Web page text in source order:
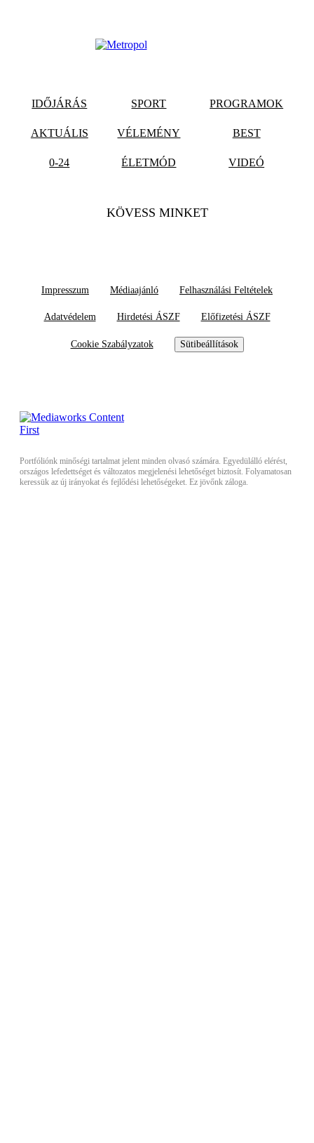
IDŐJÁRÁS SPORT PROGRAMOK
AKTUÁLIS VÉLEMÉNY BEST
0-24 ÉLETMÓD VIDEÓ
KÖVESS MINKET
Impresszum Médiaajánló Felhasználási Feltételek
Adatvédelem Hirdetési ÁSZF Előfizetési ÁSZF
Cookie Szabályzatok Sütibeállítások
Portfóliónk minőségi tartalmat jelent minden olvasó számára. Egyedülálló elérést,
országos lefedettséget és változatos megjelenési lehetőséget biztosít. Folyamatosan
keressük az új irányokat és fejlődési lehetőségeket. Ez jövőnk záloga.